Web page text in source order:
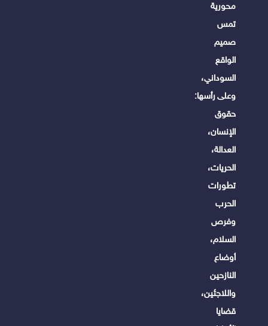
محورية
تمس
صميم
الواقع
السوداني،
وعلى رأسها:
حقوق
الإنسان،
العدالة،
الحريات،
تطورات
الحرب
وفرص
السلام،
أوضاع
النازحين
واللاجئين،
قضايا